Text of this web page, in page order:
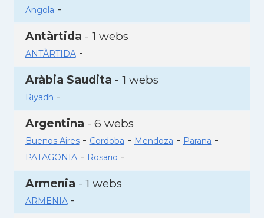
Angola -
Antàrtida - 1 webs
ANTÀRTIDA-
Aràbia Saudita - 1 webs
Riyadh -
Argentina - 6 webs
Buenos Aires- Cordoba - Mendoza - Parana -
PATAGONIA- Rosario -
Armenia - 1 webs
ARMENIA-